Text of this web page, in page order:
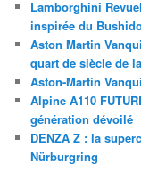
Lamborghini
inspirée du
Aston Martin
quart de siècle de
Aston-Martin
Alpine A110
génération dévoilé
DENZA Z : la
Nürburgring